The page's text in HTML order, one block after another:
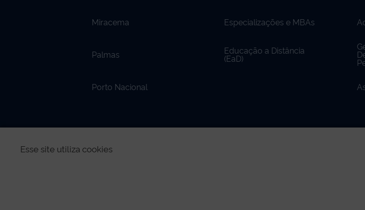
Esse site utiliza cookies
Miracema
Palmas
Porto Nacional
Especializações e MBAs
Educação a Distância
(EaD)